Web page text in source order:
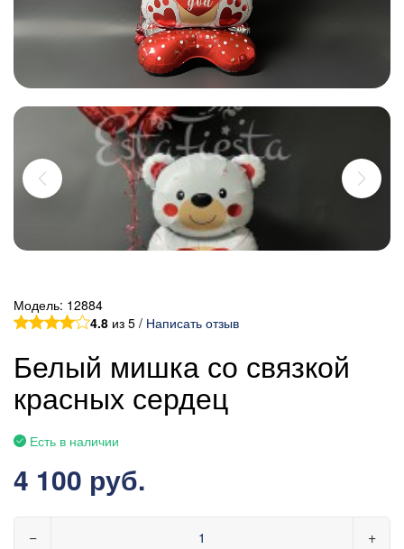
Модель: 12884
4.8 из 5 / Написать отзыв
Белый мишка со связкой
красных сердец
Есть в наличии
4 100 руб.
− +